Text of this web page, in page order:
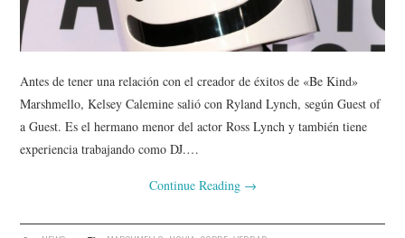
Antes de tener una relación con el creador de éxitos de «Be Kind»
Marshmello, Kelsey Calemine salió con Ryland Lynch, según Guest of
a Guest. Es el hermano menor del actor Ross Lynch y también tiene
experiencia trabajando como DJ.…
Continue Reading →